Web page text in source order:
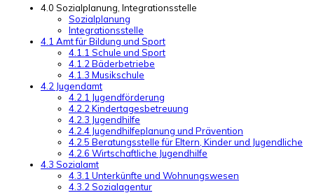
4.0 Sozialplanung, Integrationsstelle
Sozialplanung
Integrationsstelle
4.1 Amt für Bildung und Sport
4.1.1 Schule und Sport
4.1.2 Bäderbetriebe
4.1.3 Musikschule
4.2 Jugendamt
4.2.1 Jugendförderung
4.2.2 Kindertagesbetreuung
4.2.3 Jugendhilfe
4.2.4 Jugendhilfeplanung und Prävention
4.2.5 Beratungsstelle für Eltern, Kinder und Jugendliche
4.2.6 Wirtschaftliche Jugendhilfe
4.3 Sozialamt
4.3.1 Unterkünfte und Wohnungswesen
4.3.2 Sozialagentur